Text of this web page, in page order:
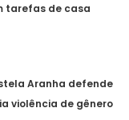
tarefas de casa
Aranha defende
violência de gênero